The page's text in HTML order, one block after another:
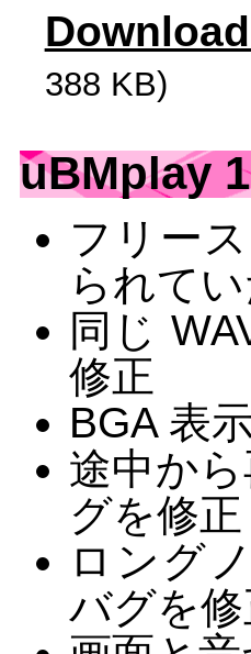
388 KB)
uBMplay
フリー
られて
同じ
修正
BGA 表
途中か
グを修正
ロング
バグを